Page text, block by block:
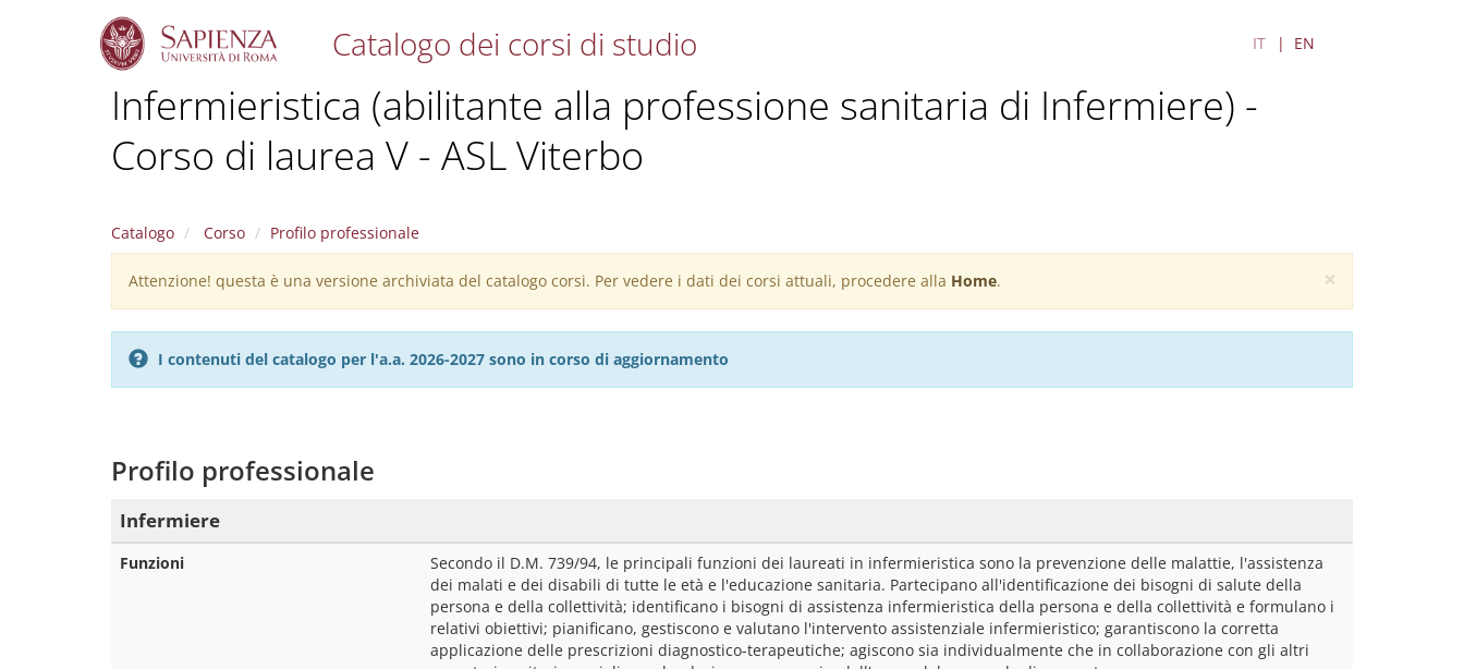
Catalogo dei corsi di studio IT EN
Infermieristica (abilitante alla professione sanitaria di Infermiere) -
Corso di laurea V - ASL Viterbo
Catalogo Corso Profilo professionale
×
Warning
message
Attenzione! questa è una versione archiviata del catalogo corsi. Per vedere i dati dei corsi attuali, procedere alla Home.
I contenuti del catalogo per l'a.a. 2026-2027 sono in corso di aggiornamento
Profilo professionale
Infermiere
Funzioni
Secondo il D.M. 739/94, le principali funzioni dei laureati in infermieristica sono la prevenzione delle malattie, l'assistenza
dei malati e dei disabili di tutte le età e l'educazione sanitaria. Partecipano all'identificazione dei bisogni di salute della
persona e della collettività; identificano i bisogni di assistenza infermieristica della persona e della collettività e formulano i
relativi obiettivi; pianificano, gestiscono e valutano l'intervento assistenziale infermieristico; garantiscono la corretta
applicazione delle prescrizioni diagnostico-terapeutiche; agiscono sia individualmente che in collaborazione con gli altri